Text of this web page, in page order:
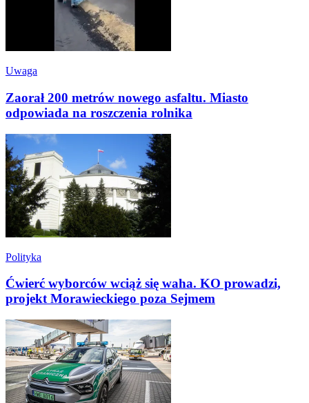
Uwaga
Zaorał 200 metrów nowego asfaltu. Miasto
odpowiada na roszczenia rolnika
Polityka
Ćwierć wyborców wciąż się waha. KO prowadzi,
projekt Morawieckiego poza Sejmem